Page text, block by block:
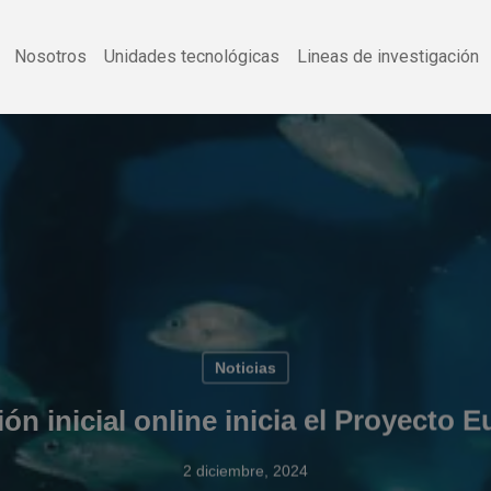
Nosotros Unidades tecnológicas Lineas de investigación
Noticias
inicial online inicia el Proyecto
2 diciembre, 2024